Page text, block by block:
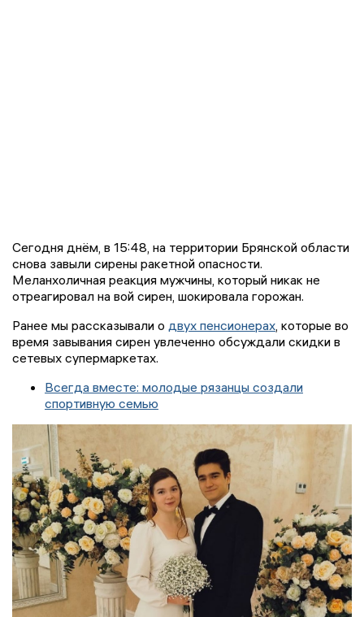
Сегодня днём, в 15:48, на территории Брянской области
снова завыли сирены ракетной опасности.
Меланхоличная реакция мужчины, который никак не
отреагировал на вой сирен, шокировала горожан.
Ранее мы рассказывали о двух пенсионерах, которые во
время завывания сирен увлеченно обсуждали скидки в
сетевых супермаркетах.
Всегда вместе: молодые рязанцы создали
спортивную семью